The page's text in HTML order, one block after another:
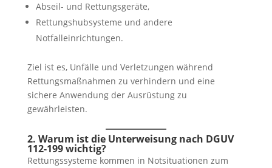
Abseil- und Rettungsgeräte,
Rettungshubsysteme und andere
Notfalleinrichtungen.
Ziel ist es, Unfälle und Verletzungen während
Rettungsmaßnahmen zu verhindern und eine
sichere Anwendung der Ausrüstung zu
gewährleisten.
2. Warum ist die Unterweisung nach DGUV
112-199 wichtig?
Rettungssysteme kommen in Notsituationen zum